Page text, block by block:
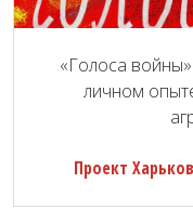
«Голоса
личном
Проект